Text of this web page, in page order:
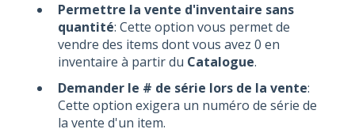
Permettre la vente d'inventaire sans
quantité: Cette option vous permet de
vendre des items dont vous avez 0 en
inventaire à partir du Catalogue.
Demander le # de série lors de la vente:
Cette option exigera un numéro de série de
la vente d'un item.